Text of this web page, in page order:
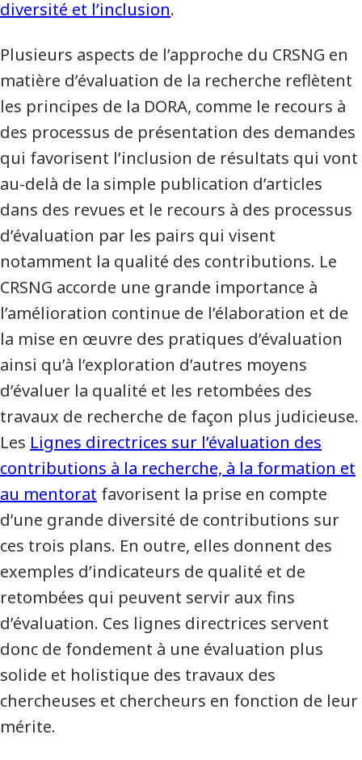
diversité et l’inclusion.
Plusieurs aspects de l’approche du CRSNG en
matière d’évaluation de la recherche reflètent
les principes de la DORA, comme le recours à
des processus de présentation des demandes
qui favorisent l’inclusion de résultats qui vont
au-delà de la simple publication d’articles
dans des revues et le recours à des processus
d’évaluation par les pairs qui visent
notamment la qualité des contributions. Le
CRSNG accorde une grande importance à
l’amélioration continue de l’élaboration et de
la mise en œuvre des pratiques d’évaluation
ainsi qu’à l’exploration d’autres moyens
d’évaluer la qualité et les retombées des
travaux de recherche de façon plus judicieuse.
Les Lignes directrices sur l’évaluation des
contributions à la recherche, à la formation et
au mentorat favorisent la prise en compte
d’une grande diversité de contributions sur
ces trois plans. En outre, elles donnent des
exemples d’indicateurs de qualité et de
retombées qui peuvent servir aux fins
d’évaluation. Ces lignes directrices servent
donc de fondement à une évaluation plus
solide et holistique des travaux des
chercheuses et chercheurs en fonction de leur
mérite.